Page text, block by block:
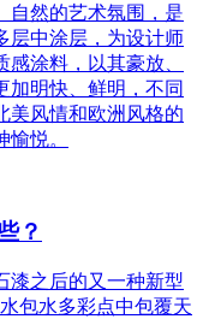
自然的艺术氛围，是
层中涂层，为设计师
涂料，以其豪放、
加明快、鲜明，不同
美风情和欧洲风格的
悦。
？
漆之后的又一种新型
包水多彩点中包覆天